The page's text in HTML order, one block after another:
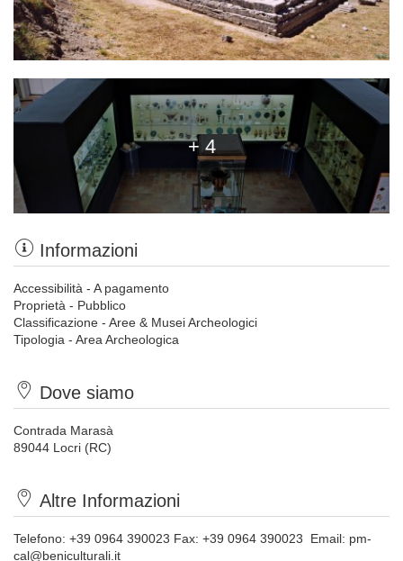
+ 4
Informazioni
Accessibilità - A pagamento
Proprietà - Pubblico
Classificazione - Aree & Musei Archeologici
Tipologia - Area Archeologica
Dove siamo
Contrada Marasà
89044 Locri (RC)
Altre Informazioni
Telefono: +39 0964 390023 Fax: +39 0964 390023 Email: pm-
cal@beniculturali.it